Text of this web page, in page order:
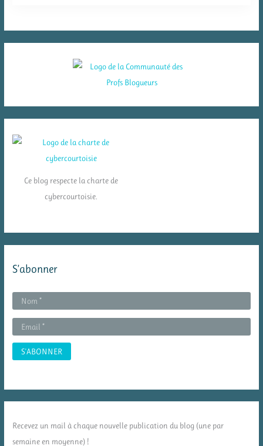
Ce blog respecte la charte de
cybercourtoisie.
S’abonner
Recevez un mail à chaque nouvelle publication du blog (une par
semaine en moyenne) !